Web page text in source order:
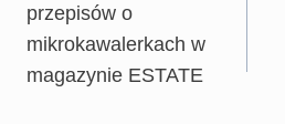
przepisów o
mikrokawalerkach w
magazynie ESTATE